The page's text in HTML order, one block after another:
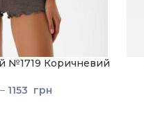
№1719 Коричневий
– 1153 грн